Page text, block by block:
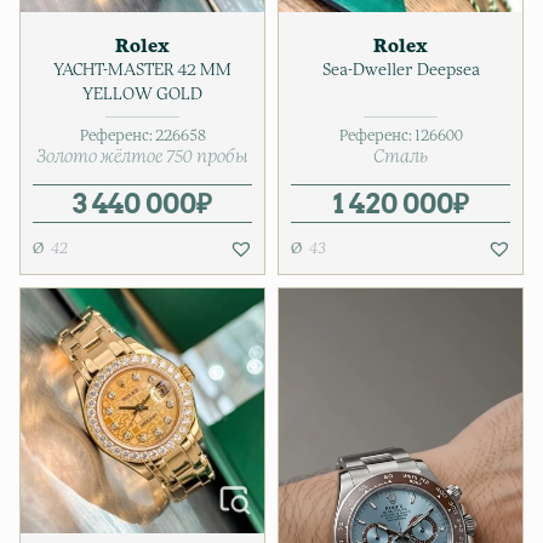
Rolex
YACHT-MASTER 42 MM
YELLOW GOLD
Референс: 226658
Золото жёлтое 750 пробы
3 440 000₽
42
Rolex
Sea-Dweller Deepsea
Референс: 126600
Сталь
1 420 000₽
43